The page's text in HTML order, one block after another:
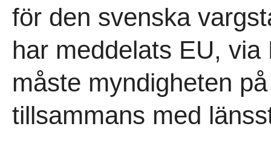
för den svenska
har meddelats EU,
måste myndigheten
tillsammans med